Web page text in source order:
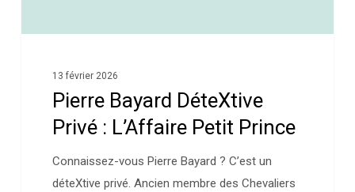
13 février 2026
Pierre Bayard DéteXtive
Privé : L’Affaire Petit Prince
Connaissez-vous Pierre Bayard ? C’est un
déteXtive privé. Ancien membre des Chevaliers